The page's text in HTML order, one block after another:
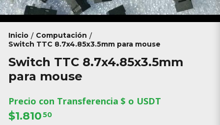
Inicio / Computación /
Switch TTC 8.7x4.85x3.5mm para mouse
Switch TTC 8.7x4.85x3.5mm
para mouse
Precio con Transferencia $ o USDT
$1.81050